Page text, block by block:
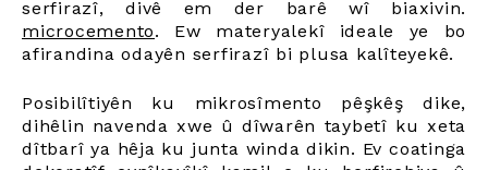
serfirazî, divê em der barê wî biaxivin.
microcemento. Ew materyalekî ideale ye bo
afirandina odayên serfirazî bi plusa kalîteyekê.
Posibilîtiyên ku mikrosîmento pêşkêş dike,
dihêlin navenda xwe û dîwarên taybetî ku xeta
dîtbarî ya hêja ku junta winda dikin. Ev coatinga